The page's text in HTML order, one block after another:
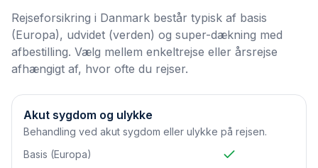
Rejseforsikring i Danmark består typisk af basis
(Europa), udvidet (verden) og super-dækning med
afbestilling. Vælg mellem enkeltrejse eller årsrejse
afhængigt af, hvor ofte du rejser.
Akut sygdom og ulykke
Behandling ved akut sygdom eller ulykke på rejsen.
Basis (Europa)